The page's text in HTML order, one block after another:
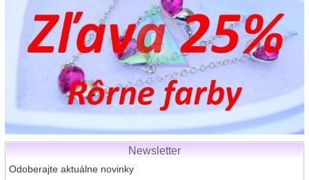
Newsletter
Odoberajte aktuálne novinky